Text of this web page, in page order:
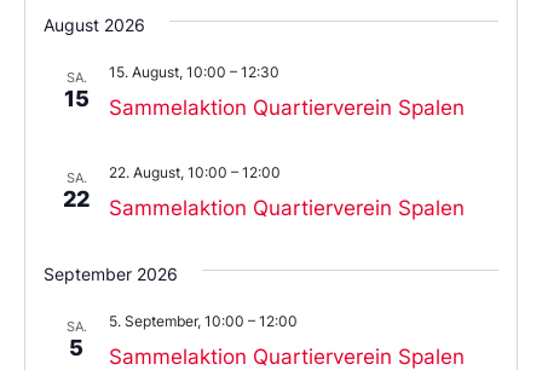
Sie
das
aus.
August 2026
SA.
15 Sammelaktion Quartierverein Spalen
15. August, 10:00 – 12:30
SA.
22 Sammelaktion Quartierverein Spalen
22. August, 10:00 – 12:00
September 2026
SA.
5 Sammelaktion Quartierverein Spalen
5. September, 10:00 – 12:00